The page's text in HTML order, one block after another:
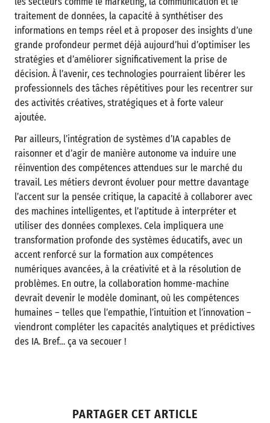
traitement de données, la capacité à synthétiser des
informations en temps réel et à proposer des insights d’une
grande profondeur permet déjà aujourd’hui d’optimiser les
stratégies et d’améliorer significativement la prise de
décision. À l’avenir, ces technologies pourraient libérer les
professionnels des tâches répétitives pour les recentrer sur
des activités créatives, stratégiques et à forte valeur
ajoutée.
Par ailleurs, l’intégration de systèmes d’IA capables de
raisonner et d’agir de manière autonome va induire une
réinvention des compétences attendues sur le marché du
travail. Les métiers devront évoluer pour mettre davantage
l’accent sur la pensée critique, la capacité à collaborer avec
des machines intelligentes, et l’aptitude à interpréter et
utiliser des données complexes. Cela impliquera une
transformation profonde des systèmes éducatifs, avec un
accent renforcé sur la formation aux compétences
numériques avancées, à la créativité et à la résolution de
problèmes. En outre, la collaboration homme-machine
devrait devenir le modèle dominant, où les compétences
humaines – telles que l’empathie, l’intuition et l’innovation –
viendront compléter les capacités analytiques et prédictives
des IA. Bref… ça va secouer !
PARTAGER CET ARTICLE